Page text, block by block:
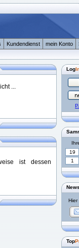
Kundendienst mein Konto
...
ist dessen
Log
19
1
Hier
Top